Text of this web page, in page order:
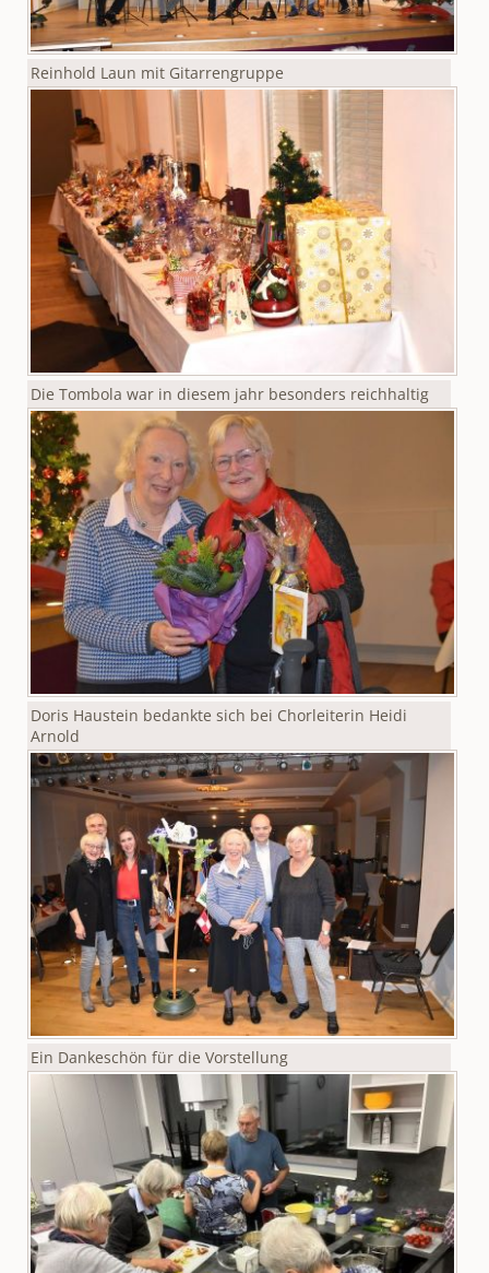
Reinhold Laun mit Gitarrengruppe
Die Tombola war in diesem jahr besonders reichhaltig
Doris Haustein bedankte sich bei Chorleiterin Heidi
Arnold
Ein Dankeschön für die Vorstellung